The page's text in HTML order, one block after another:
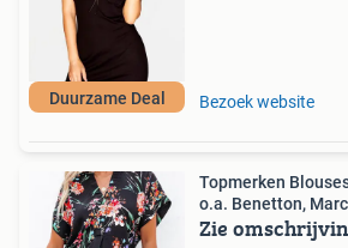
Duurzame Deal Bezoek website
Topmerken
o.a. Benetton,
Zie